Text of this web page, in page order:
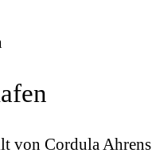
von Cordula Ahrens